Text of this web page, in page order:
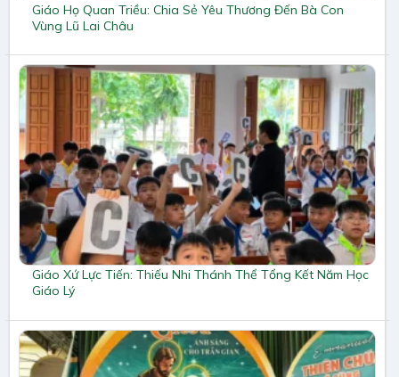
Giáo Họ Quan Triều: Chia Sẻ Yêu Thương Đến Bà Con
Vùng Lũ Lai Châu
Giáo Xứ Lực Tiến: Thiếu Nhi Thánh Thể Tổng Kết Năm Học
Giáo Lý